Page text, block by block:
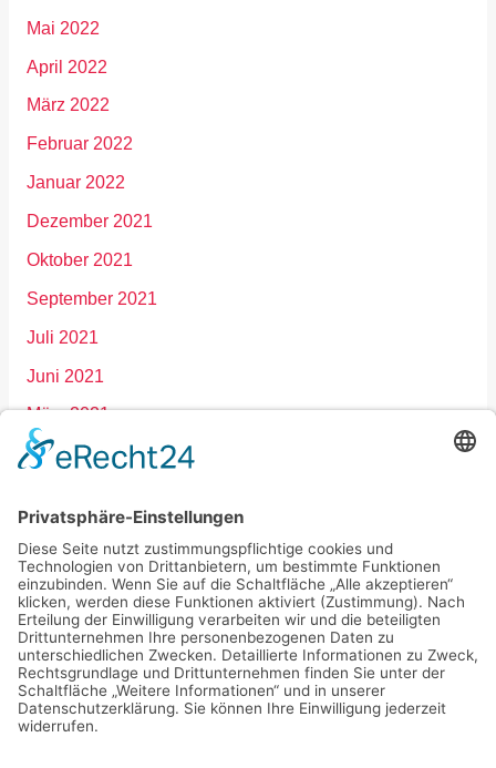
Mai 2022
April 2022
März 2022
Februar 2022
Januar 2022
Dezember 2021
Oktober 2021
September 2021
Juli 2021
Juni 2021
März 2021
Januar 2021
September 2020
März 2020
Februar 2020